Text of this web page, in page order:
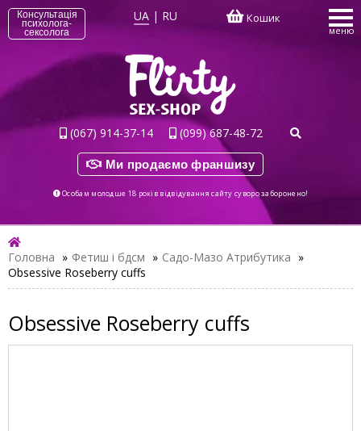
Консультація
психолога-
сексолога
UA | RU Кошик
меню
(067) 914-37-14 (099) 687-48-72
Ми продаємо франшизу
Особам молодше 18 років відвідування сайту суворо заборонено!
Головна » Фетиш і бдсм » Садо-Мазо Атрибутика »
Obsessive Roseberry cuffs
Obsessive Roseberry cuffs